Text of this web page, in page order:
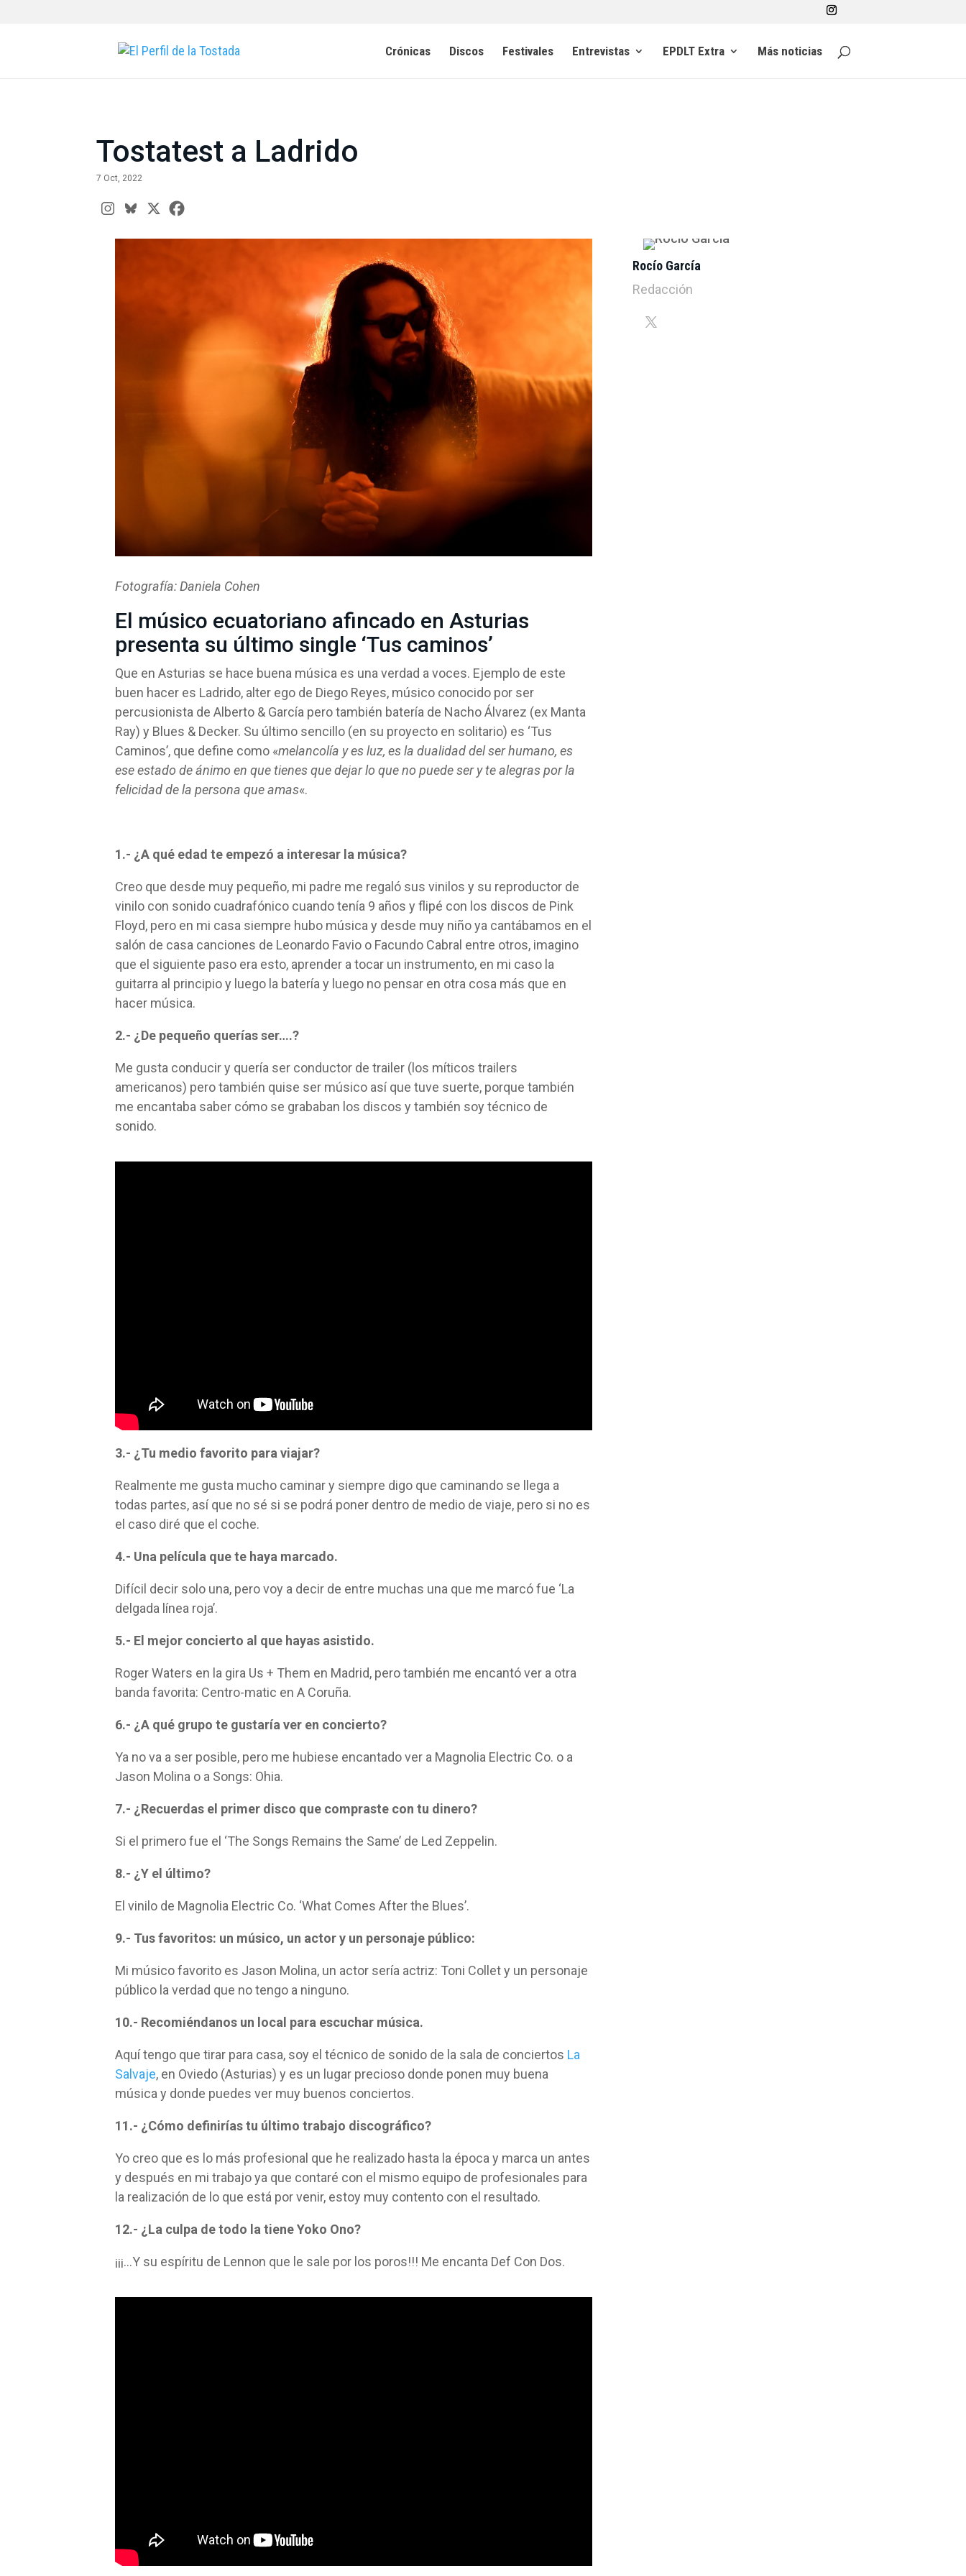
Crónicas Discos Festivales Entrevistas EPDLT Extra Más noticias
Tostatest a Ladrido
7 Oct, 2022
Fotografía: Daniela Cohen
El músico ecuatoriano afincado en Asturias
presenta su último single ‘Tus caminos’
Que en Asturias se hace buena música es una verdad a voces. Ejemplo de este
buen hacer es Ladrido, alter ego de Diego Reyes, músico conocido por ser
percusionista de Alberto & García pero también batería de Nacho Álvarez (ex Manta
Ray) y Blues & Decker. Su último sencillo (en su proyecto en solitario) es ‘Tus
Caminos’, que define como «melancolía y es luz, es la dualidad del ser humano, es
ese estado de ánimo en que tienes que dejar lo que no puede ser y te alegras por la
felicidad de la persona que amas«.
1.- ¿A qué edad te empezó a interesar la música?
Creo que desde muy pequeño, mi padre me regaló sus vinilos y su reproductor de
vinilo con sonido cuadrafónico cuando tenía 9 años y flipé con los discos de Pink
Floyd, pero en mi casa siempre hubo música y desde muy niño ya cantábamos en el
salón de casa canciones de Leonardo Favio o Facundo Cabral entre otros, imagino
que el siguiente paso era esto, aprender a tocar un instrumento, en mi caso la
guitarra al principio y luego la batería y luego no pensar en otra cosa más que en
hacer música.
2.- ¿De pequeño querías ser….?
Me gusta conducir y quería ser conductor de trailer (los míticos trailers
americanos) pero también quise ser músico así que tuve suerte, porque también
me encantaba saber cómo se grababan los discos y también soy técnico de
sonido.
3.- ¿Tu medio favorito para viajar?
Realmente me gusta mucho caminar y siempre digo que caminando se llega a
todas partes, así que no sé si se podrá poner dentro de medio de viaje, pero si no es
el caso diré que el coche.
4.- Una película que te haya marcado.
Difícil decir solo una, pero voy a decir de entre muchas una que me marcó fue ‘La
delgada línea roja’.
5.- El mejor concierto al que hayas asistido.
Roger Waters en la gira Us + Them en Madrid, pero también me encantó ver a otra
banda favorita: Centro-matic en A Coruña.
6.- ¿A qué grupo te gustaría ver en concierto?
Ya no va a ser posible, pero me hubiese encantado ver a Magnolia Electric Co. o a
Jason Molina o a Songs: Ohia.
7.- ¿Recuerdas el primer disco que compraste con tu dinero?
Si el primero fue el ‘The Songs Remains the Same’ de Led Zeppelin.
8.- ¿Y el último?
El vinilo de Magnolia Electric Co. ‘What Comes After the Blues’.
9.- Tus favoritos: un músico, un actor y un personaje público:
Mi músico favorito es Jason Molina, un actor sería actriz: Toni Collet y un personaje
público la verdad que no tengo a ninguno.
10.- Recomiéndanos un local para escuchar música.
Aquí tengo que tirar para casa, soy el técnico de sonido de la sala de conciertos La
Salvaje, en Oviedo (Asturias) y es un lugar precioso donde ponen muy buena
música y donde puedes ver muy buenos conciertos.
11.- ¿Cómo definirías tu último trabajo discográfico?
Yo creo que es lo más profesional que he realizado hasta la época y marca un antes
y después en mi trabajo ya que contaré con el mismo equipo de profesionales para
la realización de lo que está por venir, estoy muy contento con el resultado.
12.- ¿La culpa de todo la tiene Yoko Ono?
¡¡¡…Y su espíritu de Lennon que le sale por los poros!!! Me encanta Def Con Dos.
Rocío García
Redacción